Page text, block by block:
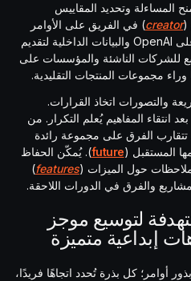
المساءلة وتحديد المقاييس
(
creator) في الفريق على الأوامر
ويتحقق من المخرجات، بالاعتماد على OpenAI والبيانات الداخلية لتقديم
للشركات الناشئة والمؤسسات على
مجموعات المنتجات التقليدية.
والتصورات اتخاذ القرارات.
المفاهيم يُعلم التكرار. من
تتقارب الفرق على مجموعة رائدة
المستقبل (future). يُمكّن الحفاظ
حول الميزات (features
)
والفرق في الدورات اللاحقة.
لتوسيع موجز
إبداعية متميزة
أوامر؛ كل بذرة تُحدد اتجاهًا فريدًا،